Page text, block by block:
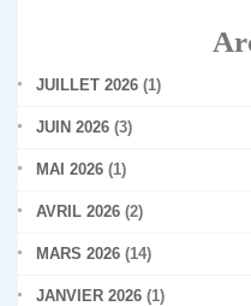
JUILLET 2026 (1)
JUIN 2026 (3)
MAI 2026 (1)
AVRIL 2026 (2)
MARS 2026 (14)
JANVIER 2026 (1)